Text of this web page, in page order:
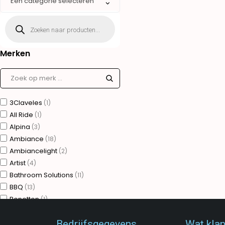
Merken
3Claveles (1)
All Ride (1)
Alpina (3)
Ambiance (18)
Ambiancelight (2)
Artist (4)
Bathroom Solutions (11)
BBQ (13)
Benetton(1)
(31)